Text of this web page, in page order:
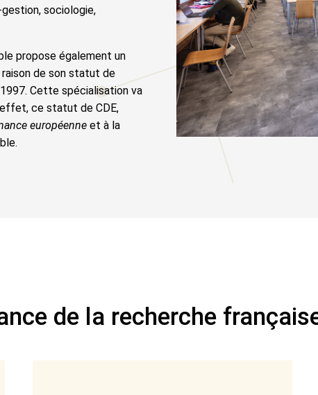
sociologie,
propose également un
raison de son statut de
Cette spécialisation va
ce statut de CDE,
européenne et à la
de la recherche